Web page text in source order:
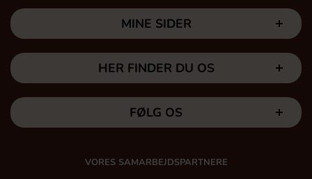
MINE SIDER
HER FINDER DU OS
FØLG OS
VORES SAMARBEJDSPARTNERE